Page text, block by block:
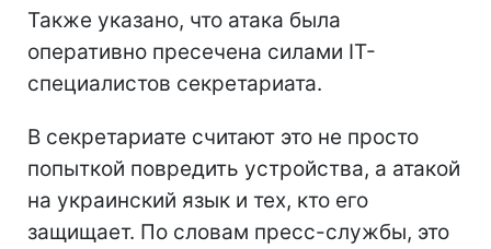
Также указано, что атака была
оперативно пресечена силами IТ-
специалистов секретариата.
В секретариате считают это не просто
попыткой повредить устройства, а атакой
на украинский язык и тех, кто его
защищает. По словам пресс-службы, это